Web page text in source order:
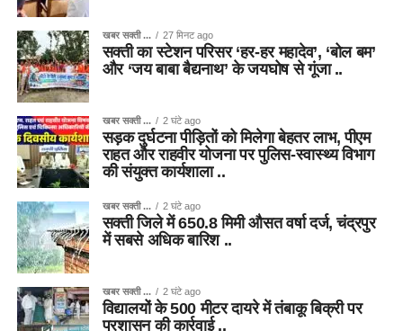
खबर सक्ती ... 27 मिनट ago
सक्ती का स्टेशन परिसर ‘हर-हर महादेव’, ‘बोल बम’
और ‘जय बाबा बैद्यनाथ’ के जयघोष से गूंजा ..
खबर सक्ती ... 2 घंटे ago
सड़क दुर्घटना पीड़ितों को मिलेगा बेहतर लाभ, पीएम
राहत और राहवीर योजना पर पुलिस-स्वास्थ्य विभाग
की संयुक्त कार्यशाला ..
खबर सक्ती ... 2 घंटे ago
सक्ती जिले में 650.8 मिमी औसत वर्षा दर्ज, चंद्रपुर
में सबसे अधिक बारिश ..
खबर सक्ती ... 2 घंटे ago
विद्यालयों के 500 मीटर दायरे में तंबाकू बिक्री पर
प्रशासन की कार्रवाई ..